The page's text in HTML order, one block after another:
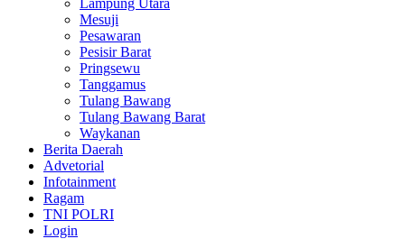
Lampung Utara
Mesuji
Pesawaran
Pesisir Barat
Pringsewu
Tanggamus
Tulang Bawang
Tulang Bawang Barat
Waykanan
Berita Daerah
Advetorial
Infotainment
Ragam
TNI POLRI
Login